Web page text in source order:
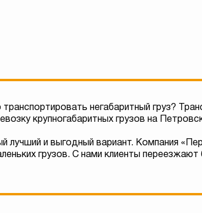
негабаритный груз?
крупногабаритных грузов на
и выгодный вариант. Компания
грузов. С нами клиенты переезжают